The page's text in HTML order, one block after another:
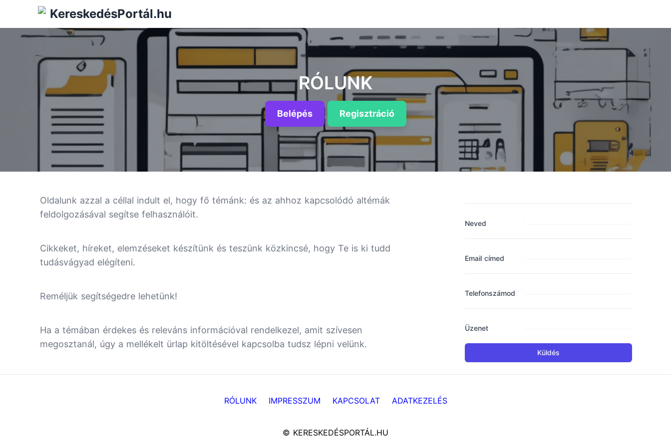
KereskedésPortál.hu
RÓLUNK
Belépés Regisztráció
Oldalunk azzal a céllal indult el, hogy fő témánk: és az ahhoz kapcsolódó altémák
feldolgozásával segítse felhasználóit.
Cikkeket, híreket, elemzéseket készítünk és teszünk közkincsé, hogy Te is ki tudd
tudásvágyad elégíteni.
Reméljük segítségedre lehetünk!
Ha a témában érdekes és releváns információval rendelkezel, amit szívesen
megosztanál, úgy a mellékelt ürlap kitöltésével kapcsolba tudsz lépni velünk.
Neved
Email címed
Telefonszámod
Üzenet
Küldés
RÓLUNK IMPRESSZUM KAPCSOLAT ADATKEZELÉS
© KERESKEDÉSPORTÁL.HU